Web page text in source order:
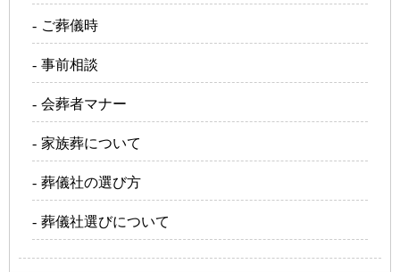
ご葬儀時
事前相談
会葬者マナー
家族葬について
葬儀社の選び方
葬儀社選びについて